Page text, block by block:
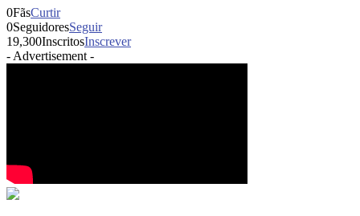
0FãsCurtir
0SeguidoresSeguir
19,300InscritosInscrever
- Advertisement -